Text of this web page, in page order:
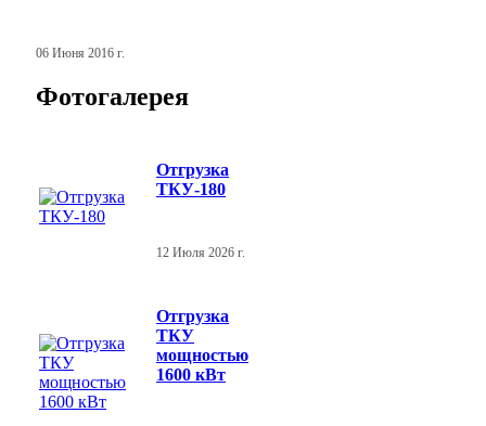
06 Июня 2016 г.
Фотогалерея
Отгрузка
ТКУ-180
12 Июля 2026 г.
Отгрузка
ТКУ
мощностью
1600 кВт